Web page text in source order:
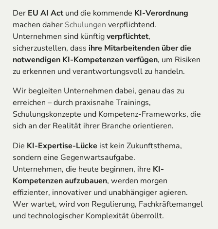
Der EU AI Actund die kommende KI-Verordnung
machen daher Schulungen verpflichtend.
Unternehmen sind künftigverpflichtet,
sicherzustellen, dass ihre Mitarbeitenden über die
notwendigen KI-Kompetenzen verfügen, um Risiken
zu erkennen und verantwortungsvoll zu handeln.
Wir begleiten Unternehmen dabei, genau das zu
erreichen – durch praxisnahe Trainings,
Schulungskonzepte und Kompetenz-Frameworks, die
sich an der Realität ihrer Branche orientieren.
Die KI-Expertise-Lückeist kein Zukunftsthema,
sondern eine Gegenwartsaufgabe.
Unternehmen, die heute beginnen, ihre KI-
Kompetenzen aufzubauen, werden morgen
effizienter, innovativer und unabhängiger agieren.
Wer wartet, wird von Regulierung, Fachkräftemangel
und technologischer Komplexität überrollt.